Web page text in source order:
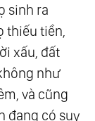
Bí Mật
Hồn - Sự
(Karma)
Đời - Sự
sinh ra
thiếu tiền,
xấu, đất
như
và cũng
đang có suy